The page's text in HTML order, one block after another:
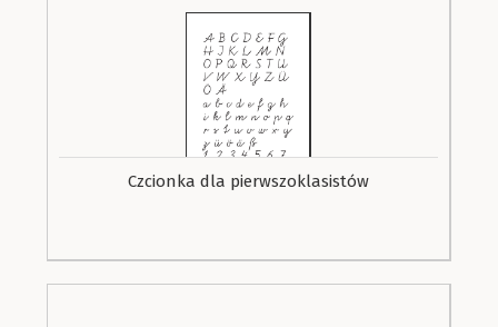
Czcionka dla pierwszoklasistów